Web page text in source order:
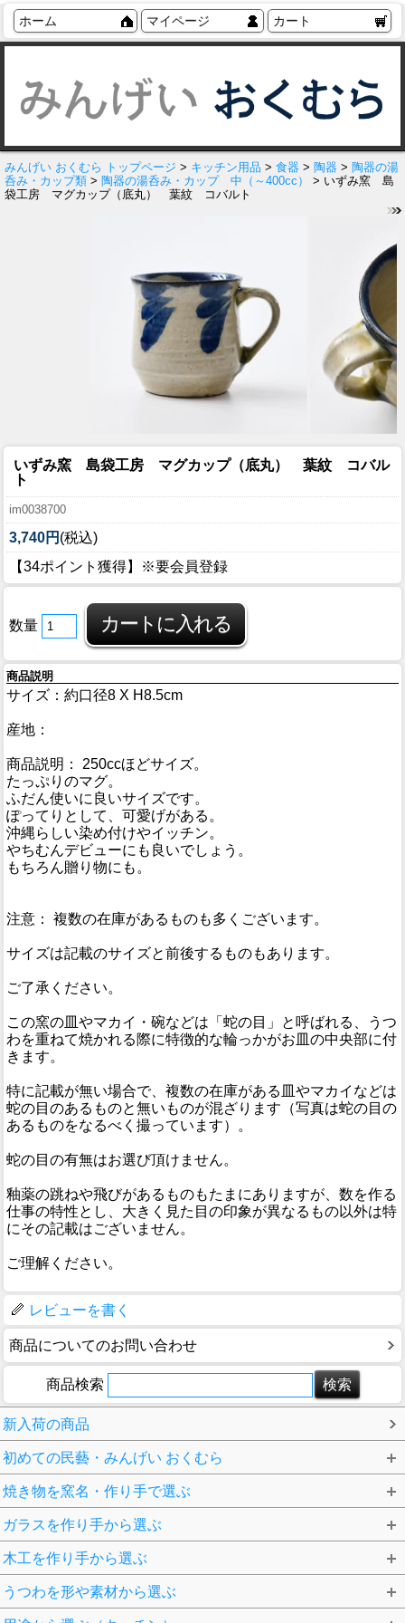
ホーム マイページ カート
みんげい おくむら トップページ > キッチン用品 > 食器 > 陶器 > 陶器の湯
呑み・カップ類 > 陶器の湯呑み・カップ 中（～400cc）
> いずみ窯 島
袋工房 マグカップ（底丸） 葉紋 コバルト
いずみ窯 島袋工房 マグカップ（底丸） 葉紋 コバル
ト
im0038700
3,740円 (税込)
【34ポイント獲得】※要会員登録
数量
商品説明
サイズ：約口径8 X H8.5cm
産地：
商品説明： 250ccほどサイズ。
たっぷりのマグ。
ふだん使いに良いサイズです。
ぽってりとして、可愛げがある。
沖縄らしい染め付けやイッチン。
やちむんデビューにも良いでしょう。
もちろん贈り物にも。
注意： 複数の在庫があるものも多くございます。
サイズは記載のサイズと前後するものもあります。
ご了承ください。
この窯の皿やマカイ・碗などは「蛇の目」と呼ばれる、うつ
わを重ねて焼かれる際に特徴的な輪っかがお皿の中央部に付
きます。
特に記載が無い場合で、複数の在庫がある皿やマカイなどは
蛇の目のあるものと無いものが混ざります（写真は蛇の目の
あるものをなるべく撮っています）。
蛇の目の有無はお選び頂けません。
釉薬の跳ねや飛びがあるものもたまにありますが、数を作る
仕事の特性とし、大きく見た目の印象が異なるもの以外は特
にその記載はございません。
ご理解ください。
レビューを書く
商品についてのお問い合わせ
商品検索
新入荷の商品
初めての民藝・みんげい おくむら
焼き物を窯名・作り手で選ぶ
ガラスを作り手から選ぶ
木工を作り手から選ぶ
うつわを形や素材から選ぶ